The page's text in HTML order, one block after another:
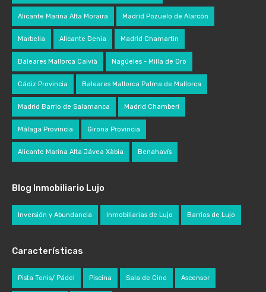
Alicante Marina Alta Moraira Madrid Pozuelo de Alarcón
Marbella Alicante Denia Madrid Chamartin
Baleares Mallorca Calvià Nagüeles - Milla de Oro
Cádiz Provincia Baleares Mallorca Palma de Mallorca
Madrid Barrio de Salamanca Madrid Chamberí
Málaga Provincia Girona Provincia
Alicante Marina Alta Jávea Xàbia Benahavís
Blog Inmobiliario Lujo
Inversión y Abundancia Inmobiliarias de Lujo Barrios de Lujo
Características
Pista Tenis/ Pádel Piscina Sala de Cine Ascensor